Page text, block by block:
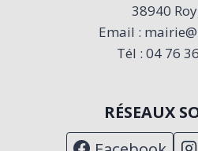
38940
Email :
Tél : 04 76
RÉSEAUX